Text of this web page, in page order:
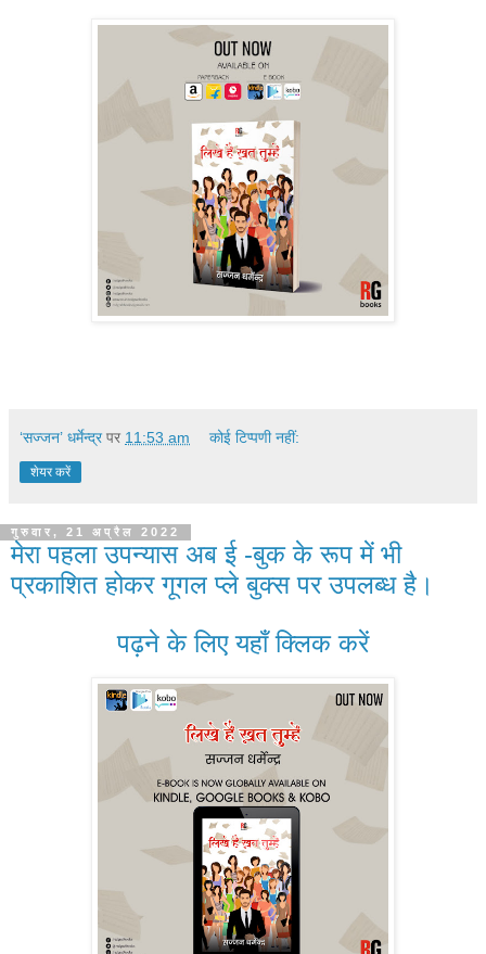
‘सज्जन’ धर्मेन्द्र पर 11:53 am कोई टिप्पणी नहीं:
शेयर करें
गुरुवार, 21 अप्रैल 2022
मेरा पहला उपन्यास अब ई -बुक के रूप में भी
प्रकाशित होकर गूगल प्ले बुक्स पर उपलब्ध है।
पढ़ने के लिए यहाँ क्लिक करें